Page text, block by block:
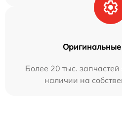
Оригинальные
Более 20 тыс.
наличии на